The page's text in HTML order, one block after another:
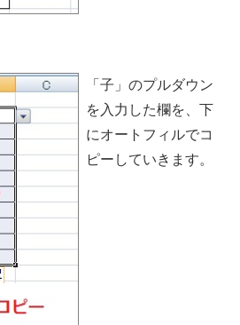
「子」のプルダウン
を入力した欄を、下
にオートフィルでコ
ピーしていきます。